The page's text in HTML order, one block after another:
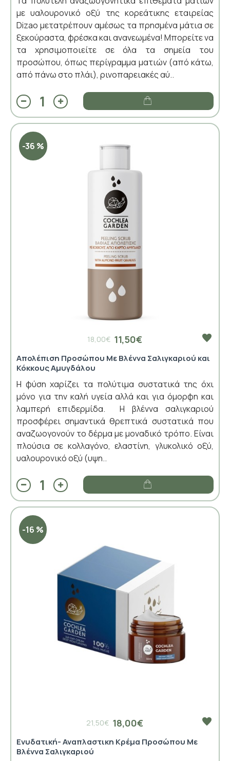
με υαλουρονικό οξύ της κορεάτικης εταιρείας
Dizao μετατρέπουν αμέσως τα πρησμένα μάτια σε
ξεκούραστα, φρέσκα και ανανεωμένα! Μπορείτε να
τα χρησιμοποιείτε σε όλα τα σημεία του
προσώπου, όπως περίγραμμα ματιών (από κάτω,
από πάνω στο πλάι), ρινοπαρειακές αύ..
-36 %
11,50€
18,00€
Απολέπιση Προσώπου Με Βλέννα Σαλιγκαριού και
Κόκκους Αμυγδάλου
Η φύση χαρίζει τα πολύτιμα συστατικά της όχι
μόνο για την καλή υγεία αλλά και για όμορφη και
λαμπερή επιδερμίδα. Η βλέννα σαλιγκαριού
προσφέρει σημαντικά θρεπτικά συστατικά που
αναζωογονούν το δέρμα με μοναδικό τρόπο. Είναι
πλούσια σε κολλαγόνο, ελαστίνη, γλυκολικό οξύ,
υαλουρονικό οξύ (υψη..
-16 %
18,00€
21,50€
Ενυδατική- Αναπλαστικη Κρέμα Προσώπου Με
Βλέννα Σαλιγκαριού